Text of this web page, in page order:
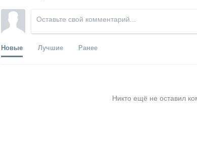
Новые Лучшие Ранее
Никто ещё не оставил